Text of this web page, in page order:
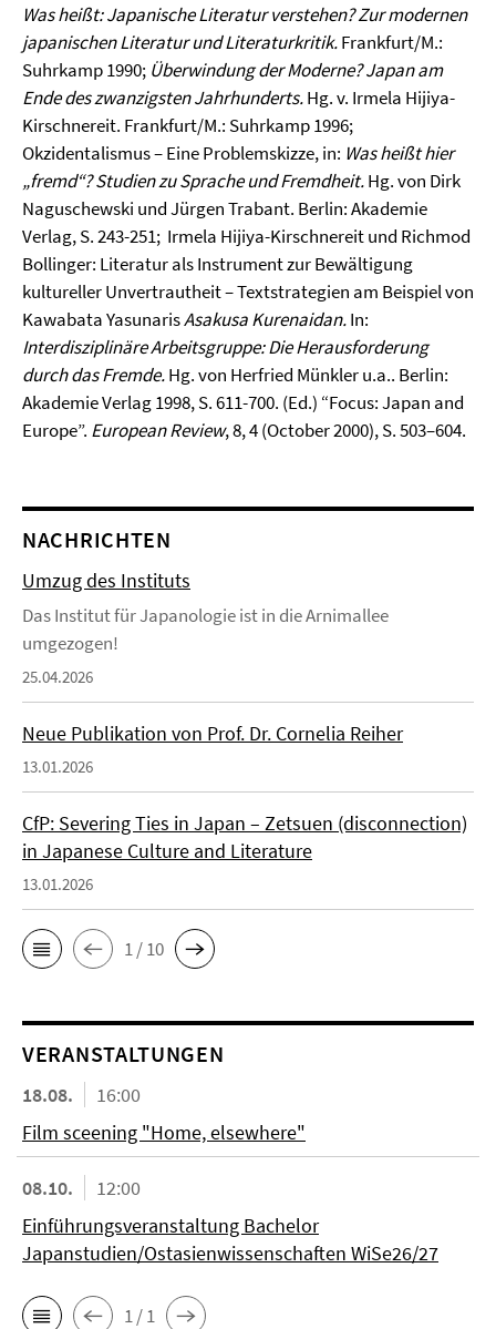
Was heißt: Japanische Literatur verstehen? Zur modernen
japanischen Literatur und Literaturkritik.Frankfurt/M.:
Suhrkamp 1990; Überwindung der Moderne? Japan am
Ende des zwanzigsten Jahrhunderts.Hg. v. Irmela Hijiya-
Kirschnereit. Frankfurt/M.: Suhrkamp 1996;
Okzidentalismus – Eine Problemskizze, in: Was heißt hier
„fremd“? Studien zu Sprache und Fremdheit.Hg. von Dirk
Naguschewski und Jürgen Trabant. Berlin: Akademie
Verlag, S. 243-251; Irmela Hijiya-Kirschnereit und Richmod
Bollinger: Literatur als Instrument zur Bewältigung
kultureller Unvertrautheit – Textstrategien am Beispiel von
Kawabata YasunarisAsakusa Kurenaidan.In:
Interdisziplinäre Arbeitsgruppe: Die Herausforderung
durch das Fremde.Hg. von Herfried Münkler u.a.. Berlin:
Akademie Verlag 1998, S. 611-700. (Ed.) “Focus: Japan and
Europe”. European Review, 8, 4 (October 2000), S. 503–604.
NACHRICHTEN
Umzug des Instituts
Das Institut für Japanologie ist in die Arnimallee
umgezogen!
25.04.2026
Neue Publikation von Prof. Dr. Cornelia Reiher
13.01.2026
CfP: Severing Ties in Japan – Zetsuen (disconnection)
in Japanese Culture and Literature
13.01.2026
1 / 10
VERANSTALTUNGEN
18.08.
16:00
Film sceening "Home, elsewhere"
08.10.
12:00
Einführungsveranstaltung Bachelor
Japanstudien/Ostasienwissenschaften WiSe26/27
1 / 1